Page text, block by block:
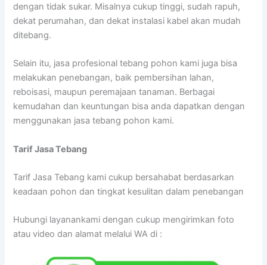
dengan tidak sukar. Misalnya cukup tinggi, sudah rapuh,
dekat perumahan, dan dekat instalasi kabel akan mudah
ditebang.
Selain itu, jasa profesional tebang pohon kami juga bisa
melakukan penebangan, baik pembersihan lahan,
reboisasi, maupun peremajaan tanaman. Berbagai
kemudahan dan keuntungan bisa anda dapatkan dengan
menggunakan jasa tebang pohon kami.
TarifJasa Tebang
Tarif Jasa Tebang kami cukup bersahabat berdasarkan
keadaan pohon dan tingkat kesulitan dalam penebangan
Hubungi layanankami dengan cukup mengirimkan foto
atau video dan alamat melalui WA di :